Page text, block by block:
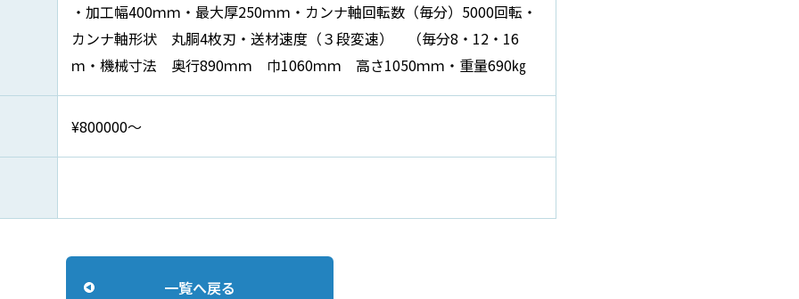
・加工幅400ｍｍ・最大厚250ｍｍ・カンナ軸回転数（毎分）5000回転・
カンナ軸形状 丸胴4枚刃・送材速度（３段変速） （毎分8・12・16
ｍ・機械寸法 奥行890ｍｍ 巾1060ｍｍ 高さ1050ｍｍ・重量690㎏
¥800000～
一覧へ戻る